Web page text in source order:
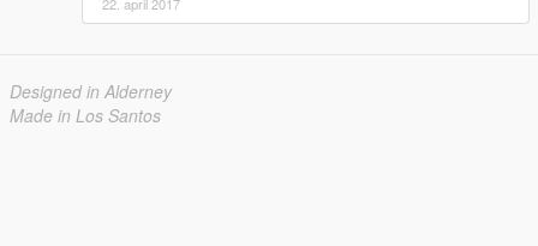
Designed in Alderney
Made in Los Santos